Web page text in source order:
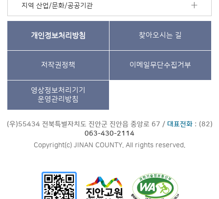
지역 산업/문화/공공기관
개인정보처리방침 찾아오시는 길
저작권정책 이메일무단수집거부
영상정보처리기기
운영관리방침
(우)55434 전북특별자치도 진안군 진안읍 중앙로 67 / 대표전화: (82)
063-430-2114
Copyright(c) JINAN COUNTY. All rights reserved.